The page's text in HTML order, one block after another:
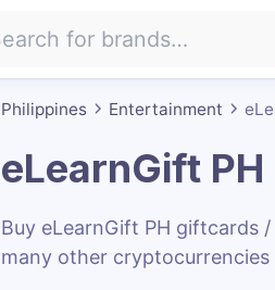
Philippines Entertainment
eLearnGift PH
Buy eLearnGift PH giftcards /
many other cryptocurrencies